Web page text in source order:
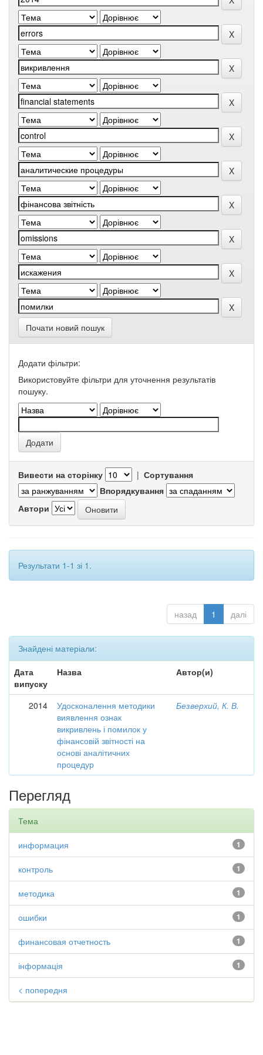
Почати новий пошук
Додати фільтри:
Використовуйте фільтри для уточнення результатів
пошуку.
Вивести на сторінку | Сортування
Впорядкування
Автори
Результати 1-1 зі 1.
назад 1 далі
Знайдені матеріали:
Дата
випуску
Назва Автор(и)
2014
Удосконалення методики
виявлення ознак
викривлень і помилок у
фінансовій звітності на
основі аналітичних
процедур
Безверхий, К. В.
Перегляд
Тема
1
информация
1
контроль
1
методика
1
ошибки
1
финансовая отчетность
1
інформація
< попередня